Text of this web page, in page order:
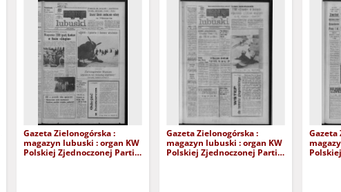
Gazeta Zielonogórska :
magazyn lubuski : organ KW
Polskiej Zjednoczonej Partii
Gazeta Zielonogórska :
magazyn lubuski : organ KW
Polskiej Zjednoczonej Partii
Gazeta